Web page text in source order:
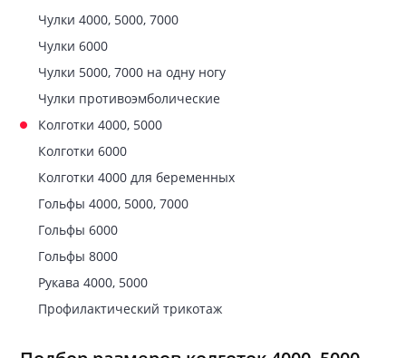
Чулки 4000, 5000, 7000
Чулки 6000
Чулки 5000, 7000 на одну ногу
Чулки противоэмболические
Колготки 4000, 5000
Колготки 6000
Колготки 4000 для беременных
Гольфы 4000, 5000, 7000
Гольфы 6000
Гольфы 8000
Рукава 4000, 5000
Профилактический трикотаж